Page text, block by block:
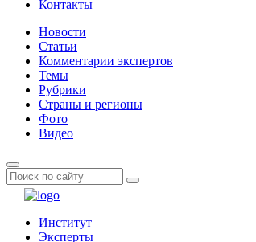
Контакты
Новости
Статьи
Комментарии экспертов
Темы
Рубрики
Страны и регионы
Фото
Видео
Институт
Эксперты